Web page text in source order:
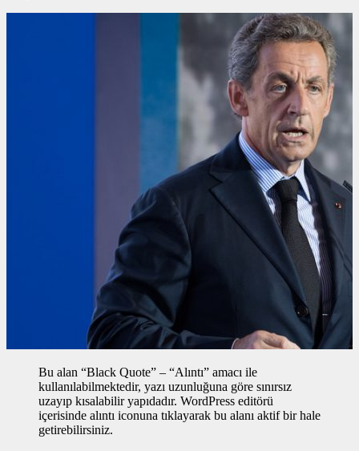
Bu alan “Black Quote” – “Alıntı” amacı ile
kullanılabilmektedir, yazı uzunluğuna göre sınırsız
uzayıp kısalabilir yapıdadır. WordPress editörü
içerisinde alıntı iconuna tıklayarak bu alanı aktif bir hale
getirebilirsiniz.